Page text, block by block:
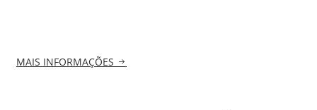
MAIS INFORMAÇÕES